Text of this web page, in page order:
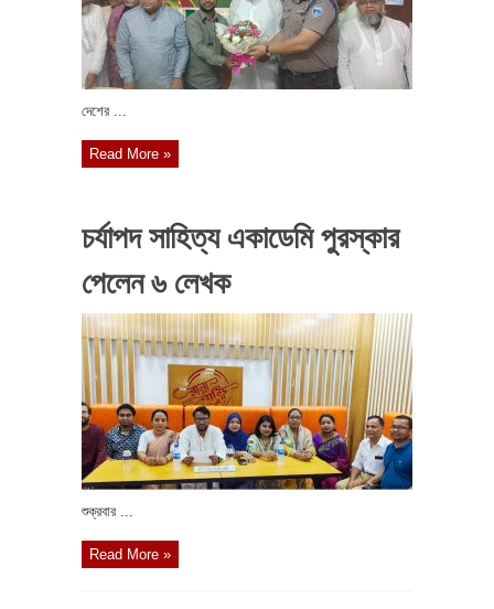
দেশের ...
Read More »
চর্যাপদ সাহিত্য একাডেমি পুরস্কার
পেলেন ৬ লেখক
শুক্রবার ...
Read More »